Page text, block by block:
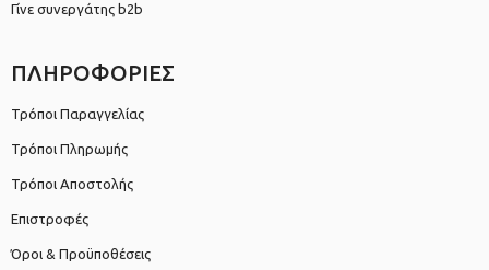
Γίνε συνεργάτης b2b
ΠΛΗΡΟΦΟΡΙΕΣ
Τρόποι Παραγγελίας
Τρόποι Πληρωμής
Τρόποι Αποστολής
Επιστροφές
Όροι & Προϋποθέσεις